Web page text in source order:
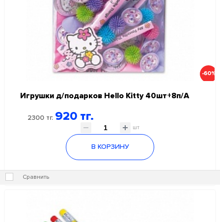
-60%
Игрушки д/подарков Hello Kitty 40шт+8п/А
2300 тг. 920 тг.
шт
В КОРЗИНУ
Сравнить